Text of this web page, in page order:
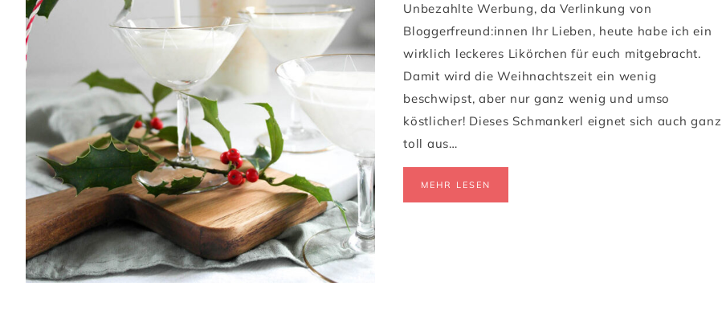
Unbezahlte Werbung, da Verlinkung von
Bloggerfreund:innen Ihr Lieben, heute habe ich ein
wirklich leckeres Likörchen für euch mitgebracht.
Damit wird die Weihnachtszeit ein wenig
beschwipst, aber nur ganz wenig und umso
köstlicher! Dieses Schmankerl eignet sich auch ganz
toll aus…
MEHR LESEN